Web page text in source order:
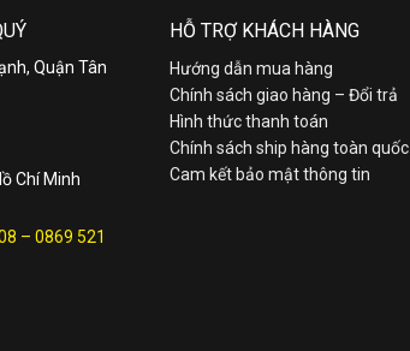
Quận Tân
Chí Minh
– 0869 521
HỖ TRỢ KHÁCH HÀNG
Hướng dẫn mua hàng
Chính sách giao hàng – Đổi trả
Hình thức thanh toán
Chính sách ship hàng toàn quốc
Cam kết bảo mật thông tin